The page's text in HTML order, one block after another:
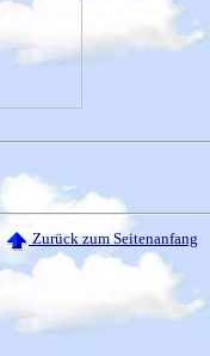
Zurück zum Seitenanfang